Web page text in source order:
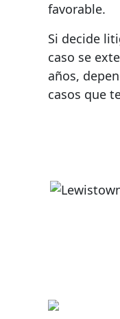
favorable.
Si decide
caso se
años,
casos que